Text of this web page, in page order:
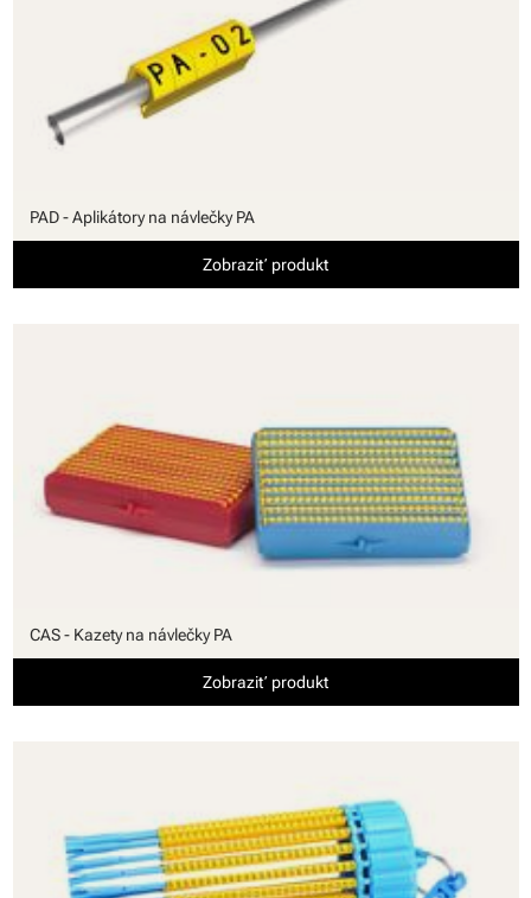
PAD - Aplikátory na návlečky PA
Zobraziť produkt
CAS - Kazety na návlečky PA
Zobraziť produkt